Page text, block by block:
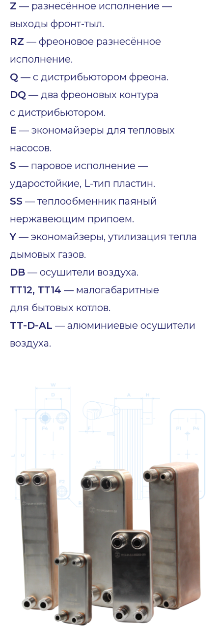
Z — разнесённое исполнение —
выходы фронт-тыл.
RZ — фреоновое разнесённое
исполнение.
Q — с дистрибьютором фреона.
DQ — два фреоновых контура
с дистрибьютором.
E — экономайзеры для тепловых
насосов.
S — паровое исполнение —
ударостойкие, L-тип пластин.
SS — теплообменник паяный
нержавеющим припоем.
Y — экономайзеры, утилизация тепла
дымовых газов.
DB — осушители воздуха.
ТТ12, ТТ14 — малогабаритные
для бытовых котлов.
TT-D-AL — алюминиевые осушители
воздуха.